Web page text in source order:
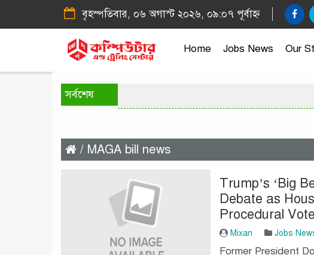
বৃহস্পতিবার, ০৬ অগাস্ট ২০২৬, ০৯:০৭ পূর্বাহ্ন
Home Jobs News Our
সর্বশেষ
/ MAGA bill news
Trump’s ‘Big
Debate as
Procedural Vote
Mixan Jobs
Former President